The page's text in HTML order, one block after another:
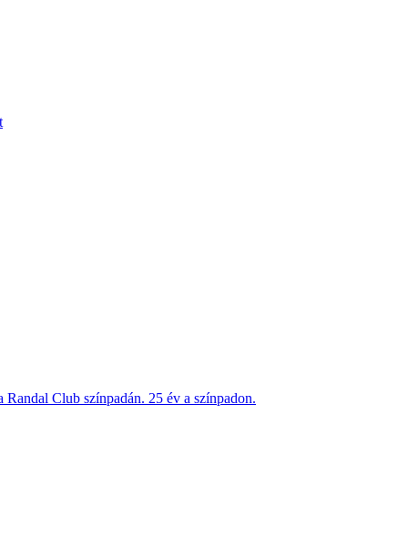
Club színpadán. 25 év a színpadon.